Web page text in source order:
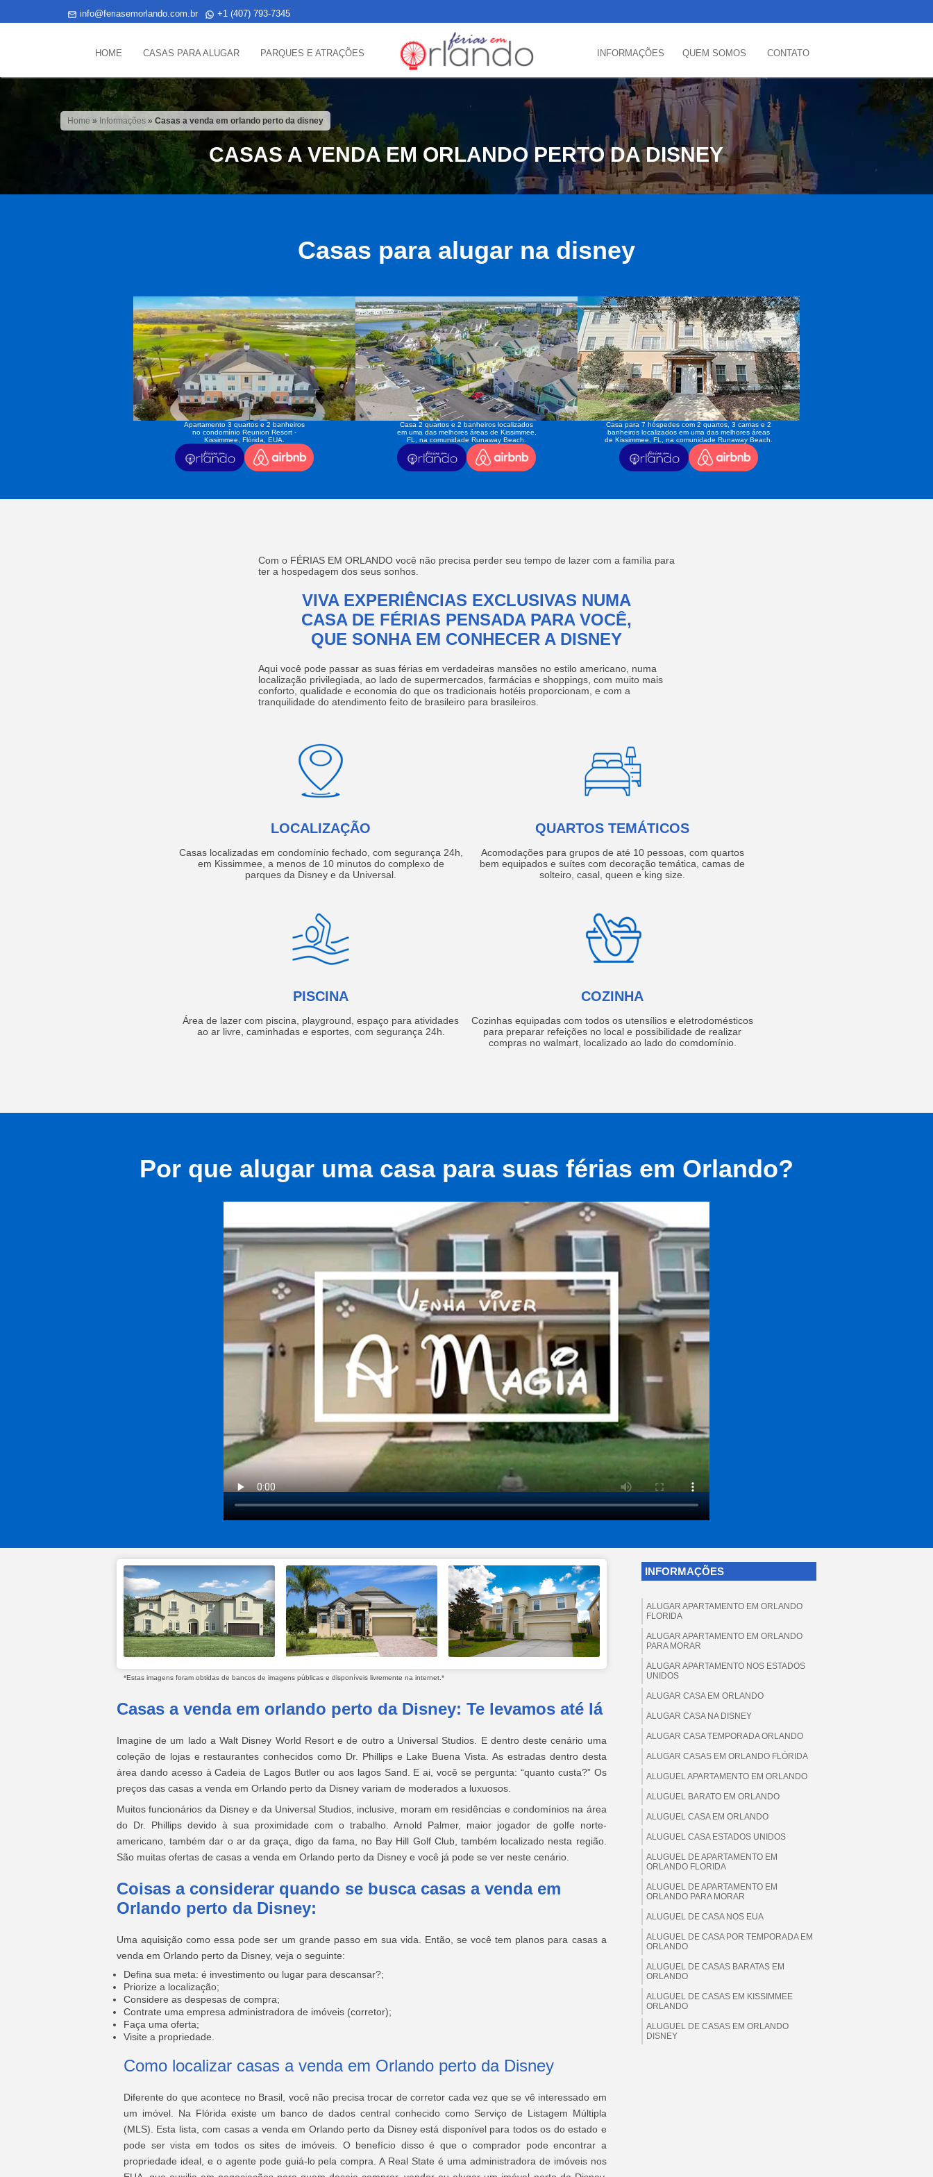
info@feriasemorlando.com.br +1 (407) 793-7345
HOME CASAS PARA ALUGAR PARQUES E ATRAÇÕES INFORMAÇÕES QUEM SOMOS CONTATO
Home » Informações »Casas a venda em orlando perto da disney
CASAS A VENDA EM ORLANDO PERTO DA DISNEY
Casas para alugar na disney
Apartamento 3 quartos e 2 banheiros
no condomínio Reunion Resort -
Kissimmee, Flórida, EUA.
Casa 2 quartos e 2 banheiros localizados
em uma das melhores áreas de Kissimmee,
FL, na comunidade Runaway Beach.
Casa para 7 hóspedes com 2 quartos, 3 camas e 2
banheiros localizados em uma das melhores áreas
de Kissimmee, FL, na comunidade Runaway Beach.
Com o FÉRIAS EM ORLANDO você não precisa perder seu tempo de lazer com a família para
ter a hospedagem dos seus sonhos.
VIVA EXPERIÊNCIAS EXCLUSIVAS NUMA
CASA DE FÉRIAS PENSADA PARA VOCÊ,
QUE SONHA EM CONHECER A DISNEY
Aqui você pode passar as suas férias em verdadeiras mansões no estilo americano, numa
localização privilegiada, ao lado de supermercados, farmácias e shoppings, com muito mais
conforto, qualidade e economia do que os tradicionais hotéis proporcionam, e com a
tranquilidade do atendimento feito de brasileiro para brasileiros.
LOCALIZAÇÃO
Casas localizadas em condomínio fechado, com segurança 24h,
em Kissimmee, a menos de 10 minutos do complexo de
parques da Disney e da Universal.
QUARTOS TEMÁTICOS
Acomodações para grupos de até 10 pessoas, com quartos
bem equipados e suítes com decoração temática, camas de
solteiro, casal, queen e king size.
PISCINA
Área de lazer com piscina, playground, espaço para atividades
ao ar livre, caminhadas e esportes, com segurança 24h.
COZINHA
Cozinhas equipadas com todos os utensílios e eletrodomésticos
para preparar refeições no local e possibilidade de realizar
compras no walmart, localizado ao lado do comdomínio.
Por que alugar uma casa para suas férias em Orlando?
*Estas imagens foram obtidas de bancos de imagens públicas e disponíveis livremente na internet.*
Casas a venda em orlando perto da Disney: Te levamos até lá
Imagine de um lado a Walt Disney World Resort e de outro a Universal Studios. E dentro deste cenário uma
coleção de lojas e restaurantes conhecidos como Dr. Phillips e Lake Buena Vista. As estradas dentro desta
área dando acesso à Cadeia de Lagos Butler ou aos lagos Sand. E ai, você se pergunta: “quanto custa?” Os
preços das casas a venda em Orlando perto da Disney variam de moderados a luxuosos.
Muitos funcionários da Disney e da Universal Studios, inclusive, moram em residências e condomínios na área
do Dr. Phillips devido à sua proximidade com o trabalho. Arnold Palmer, maior jogador de golfe norte-
americano, também dar o ar da graça, digo da fama, no Bay Hill Golf Club, também localizado nesta região.
São muitas ofertas de casas a venda em Orlando perto da Disney e você já pode se ver neste cenário.
Coisas a considerar quando se busca casas a venda em
Orlando perto da Disney:
Uma aquisição como essa pode ser um grande passo em sua vida. Então, se você tem planos para casas a
venda em Orlando perto da Disney, veja o seguinte:
Defina sua meta: é investimento ou lugar para descansar?;
Priorize a localização;
Considere as despesas de compra;
Contrate uma empresa administradora de imóveis (corretor);
Faça uma oferta;
Visite a propriedade.
Como localizar casas a venda em Orlando perto da Disney
Diferente do que acontece no Brasil, você não precisa trocar de corretor cada vez que se vê interessado em
um imóvel. Na Flórida existe um banco de dados central conhecido como Serviço de Listagem Múltipla
(MLS). Esta lista, com casas a venda em Orlando perto da Disneyestá disponível para todos os do estado e
pode ser vista em todos os sites de imóveis. O benefício disso é que o comprador pode encontrar a
propriedade ideal, e o agente pode guiá-lo pela compra. A Real State é uma administradora de imóveis nos
INFORMAÇÕES
ALUGAR APARTAMENTO EM ORLANDO
FLORIDA
ALUGAR APARTAMENTO EM ORLANDO
PARA MORAR
ALUGAR APARTAMENTO NOS ESTADOS
UNIDOS
ALUGAR CASA EM ORLANDO
ALUGAR CASA NA DISNEY
ALUGAR CASA TEMPORADA ORLANDO
ALUGAR CASAS EM ORLANDO FLÓRIDA
ALUGUEL APARTAMENTO EM ORLANDO
ALUGUEL BARATO EM ORLANDO
ALUGUEL CASA EM ORLANDO
ALUGUEL CASA ESTADOS UNIDOS
ALUGUEL DE APARTAMENTO EM
ORLANDO FLORIDA
ALUGUEL DE APARTAMENTO EM
ORLANDO PARA MORAR
ALUGUEL DE CASA NOS EUA
ALUGUEL DE CASA POR TEMPORADA EM
ORLANDO
ALUGUEL DE CASAS BARATAS EM
ORLANDO
ALUGUEL DE CASAS EM KISSIMMEE
ORLANDO
ALUGUEL DE CASAS EM ORLANDO
DISNEY